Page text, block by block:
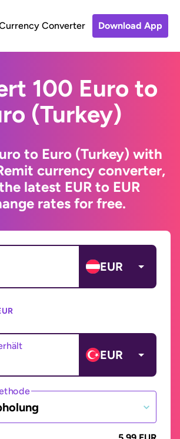
Converter Download App
100 Euro to
(Turkey)
to Euro (Turkey) with
currency converter,
latest EUR to EUR
rates for free.
EUR
EUR